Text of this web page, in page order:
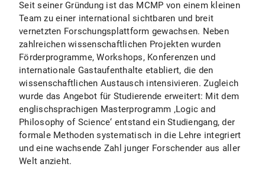
Seit seiner Gründung ist das MCMP von einem kleinen
Team zu einer international sichtbaren und breit
vernetzten Forschungsplattform gewachsen. Neben
zahlreichen wissenschaftlichen Projekten wurden
Förderprogramme, Workshops, Konferenzen und
internationale Gastaufenthalte etabliert, die den
wissenschaftlichen Austausch intensivieren. Zugleich
wurde das Angebot für Studierende erweitert: Mit dem
englischsprachigen Masterprogramm ‚Logic and
Philosophy of Science‘ entstand ein Studiengang, der
formale Methoden systematisch in die Lehre integriert
und eine wachsende Zahl junger Forschender aus aller
Welt anzieht.